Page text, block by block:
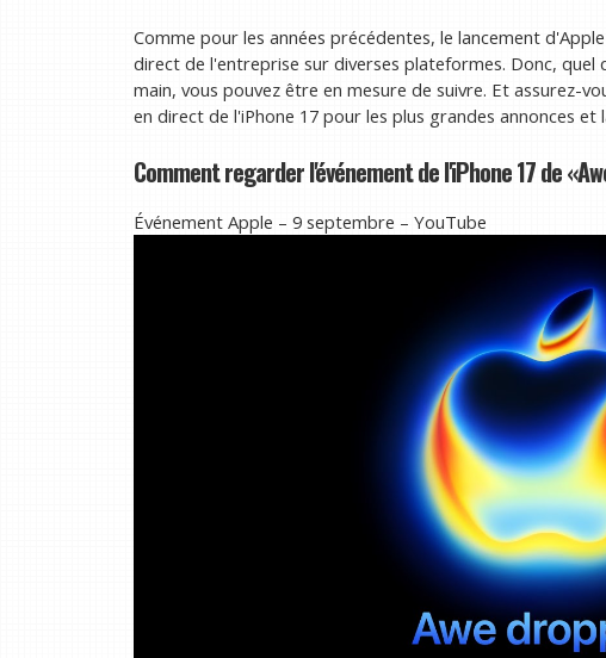
Comme pour les années précédentes, le lancement
direct de l'entreprise sur diverses plateformes. Donc, quel
main, vous pouvez être en mesure de suivre. Et assurez-
en direct de l'iPhone 17 pour les plus grandes annonces et
Comment regarder l'événement de l'iPhone 17 de
Événement Apple – 9 septembre – YouTube